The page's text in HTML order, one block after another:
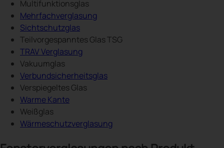
Multifunktionsglas
Mehrfachverglasung
Sichtschutzglas
Teilvorgespanntes Glas TSG
TRAV Verglasung
Vakuumglas
Verbundsicherheitsglas
Verspiegeltes Glas
Warme Kante
Weißglas
Wärmeschutzverglasung